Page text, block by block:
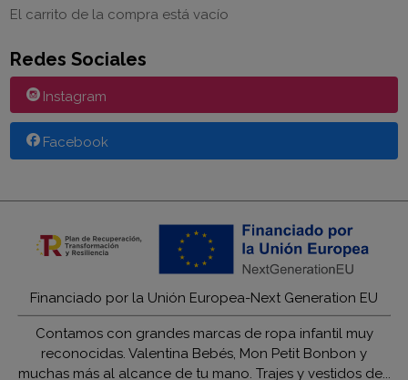
El carrito de la compra está vacío
Redes Sociales
Instagram
Facebook
Financiado por la Unión Europea-Next Generation EU
Contamos con grandes marcas de ropa infantil muy
reconocidas. Valentina Bebés, Mon Petit Bonbon y
muchas más al alcance de tu mano. Trajes y vestidos de...